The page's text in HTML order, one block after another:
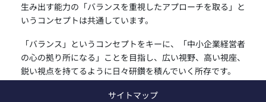
生み出す能力の「バランスを重視したアプローチを取る」と
いうコンセプトは共通しています。
「バランス」というコンセプトをキーに、「中小企業経営者
の心の拠り所になる」ことを目指し、広い視野、高い視座、
鋭い視点を持てるように日々研鑽を積んでいく所存です。
サイトマップ